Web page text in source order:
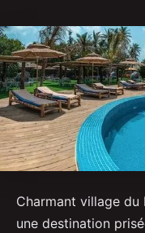
Charmant village du
une destination